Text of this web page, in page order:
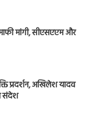
मांगी, सीएसएएम और
प्रदर्शन, अखिलेश यादव
संदेश